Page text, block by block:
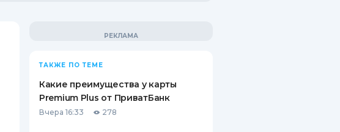
ТАКЖЕ ПО ТЕМЕ
Какие преимущества у карты
Premium Plus от ПриватБанк
Вчера 16:33 278